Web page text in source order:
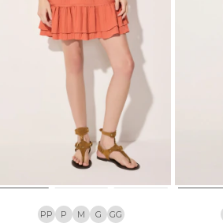
PP P M G GG